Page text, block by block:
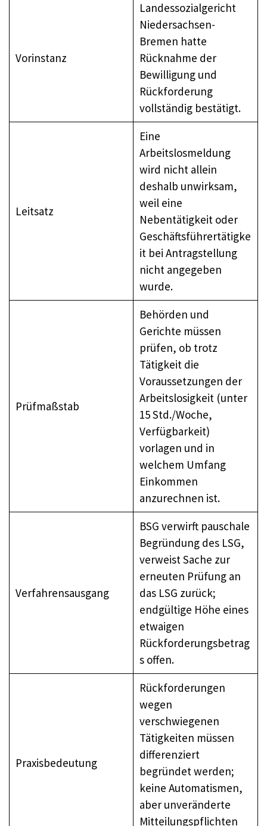
Vorinstanz
Landessozialgericht
Niedersachsen-
Bremen hatte
Rücknahme der
Bewilligung und
Rückforderung
vollständig bestätigt.
Leitsatz
Eine
Arbeitslosmeldung
wird nicht allein
deshalb unwirksam,
weil eine
Nebentätigkeit oder
Geschäftsführertätigke
it bei Antragstellung
nicht angegeben
wurde.
Prüfmaßstab
Behörden und
Gerichte müssen
prüfen, ob trotz
Tätigkeit die
Voraussetzungen der
Arbeitslosigkeit (unter
15 Std./Woche,
Verfügbarkeit)
vorlagen und in
welchem Umfang
Einkommen
anzurechnen ist.
Verfahrensausgang
BSG verwirft pauschale
Begründung des LSG,
verweist Sache zur
erneuten Prüfung an
das LSG zurück;
endgültige Höhe eines
etwaigen
Rückforderungsbetrag
s offen.
Praxisbedeutung
Rückforderungen
wegen
verschwiegenen
Tätigkeiten müssen
differenziert
begründet werden;
keine Automatismen,
aber unveränderte
Mitteilungspflichten